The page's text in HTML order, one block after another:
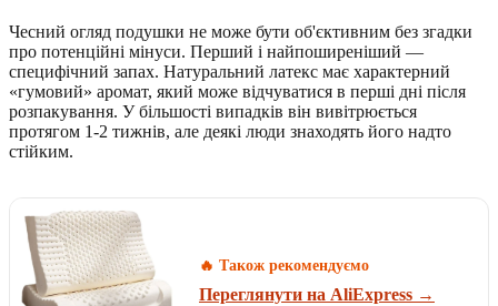
Чесний огляд подушки не може бути об'єктивним без згадки
про потенційні мінуси. Перший і найпоширеніший —
специфічний запах. Натуральний латекс має характерний
«гумовий» аромат, який може відчуватися в перші дні після
розпакування. У більшості випадків він вивітрюється
протягом 1-2 тижнів, але деякі люди знаходять його надто
стійким.
🔥 Також рекомендуємо
Переглянути на AliExpress →